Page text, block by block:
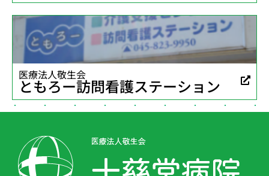
医療法人敬生会
ともろー訪問看護ステーション